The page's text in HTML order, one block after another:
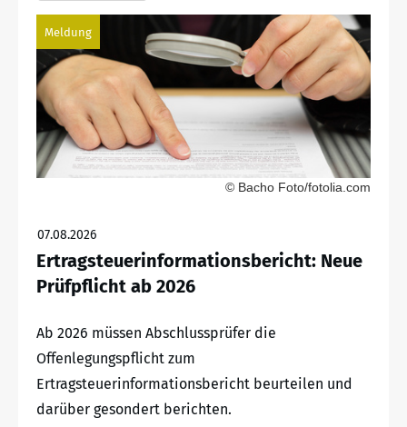
Meldung
© Bacho Foto/fotolia.com
07.08.2026
Ertragsteuerinformationsbericht: Neue
Prüfpflicht ab 2026
Ab 2026 müssen Abschlussprüfer die
Offenlegungspflicht zum
Ertragsteuerinformationsbericht beurteilen und
darüber gesondert berichten.